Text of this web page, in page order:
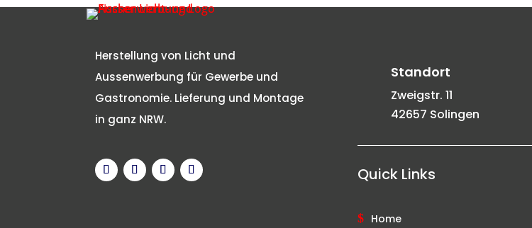
Herstellung von Licht und
Aussenwerbung für Gewerbe und
Gastronomie. Lieferung und Montage
in ganz NRW.
Standort
Zweigstr. 11
42657 Solingen
Quick Links
Home